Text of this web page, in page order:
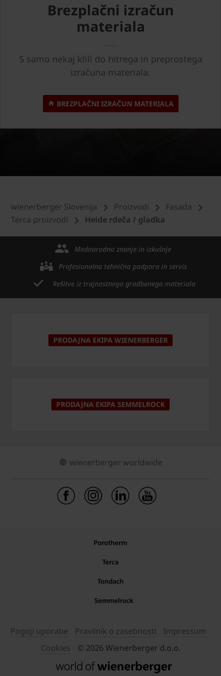
Brezplačni izračun
materiala
S samo nekaj klili do hitrega in preprostega
izračuna materiala.
BREZPLAČNI IZRAČUN MATERIALA
wienerberger Slovenija Proizvodi
Fasada
Terca proizvodi
Heide rdeča / gladka
Mednarodno znanje in izkušnje
Profesionalna tehnična podpora in servis
Rešitve iz trajnostnega gradbenega materiala
PRODAJNA EKIPA WIENERBERGER
PRODAJNA EKIPA SEMMELROCK
wienerberger worldwide
Pogoji uporabe Pravilnik o zasebnosti
Impressum
Cookies
© 2026 Wienerberger d.o.o.